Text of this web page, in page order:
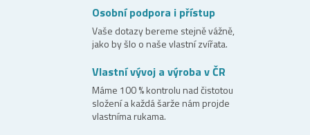
á
d
a
c
í
p
Osobní podpora i přístup
Vaše dotazy bereme stejně vážně,
jako by šlo o naše vlastní zvířata.
Vlastní vývoj a výroba v ČR
Máme 100 % kontrolu nad čistotou
složení a každá šarže nám projde
vlastníma rukama.